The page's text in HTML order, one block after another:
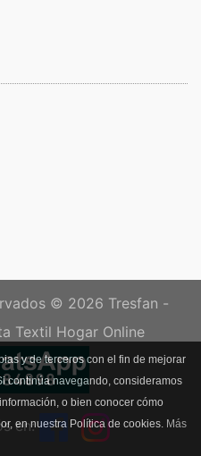
y de terceros con el fin de mejorar
continúa navegando, consideramos
o bien conocer cómo
en nuestra Política de cookies. Más
© 2026 Tresfan -
Textil Hogar Online
en: